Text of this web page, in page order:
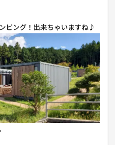
ピング！出来ちゃいますね♪